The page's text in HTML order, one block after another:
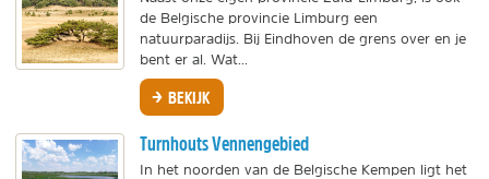
de Belgische provincie Limburg een
natuurparadijs. Bij Eindhoven de grens over en je
bent er al. Wat...
BEKIJK
Turnhouts Vennengebied
In het noorden van de Belgische Kempen ligt het